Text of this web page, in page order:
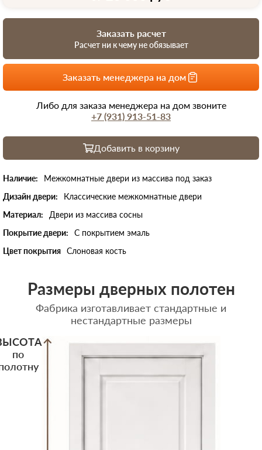
Добавить в корзину
Наличие:
Межкомнатные двери из массива под заказ
Дизайн двери:
Классические межкомнатные двери
Материал:
Двери из массива сосны
Покрытие двери:
С покрытием эмаль
Цвет покрытия Слоновая кость
Заказать расчет
Расчет ни к чему не обязывает
Заказать менеджера на дом
Либо для заказа менеджера на дом звоните
+7 (931) 913-51-83
Размеры дверных полотен
Фабрика изготавливает стандартные и
нестандартные размеры
по